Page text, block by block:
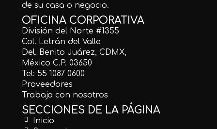
de su casa o negocio.
OFICINA CORPORATIVA
División del Norte #1355
Col. Letrán del Valle
Del. Benito Juárez, CDMX,
México C.P. 03650
Tel: 55 1087 0600
Proveedores
Trabaja con nosotros
SECCIONES DE LA PÁGINA
Inicio